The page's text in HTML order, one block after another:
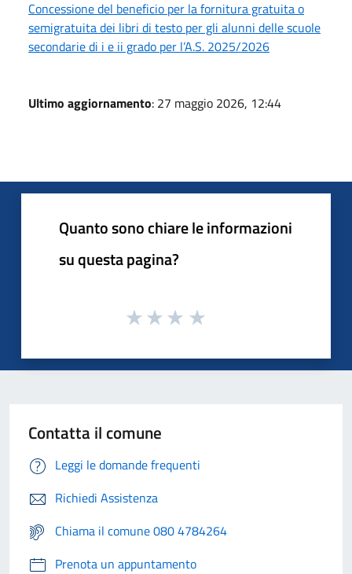
Concessione del beneficio per la fornitura gratuita o
semigratuita dei libri di testo per gli alunni delle scuole
secondarie di i e ii grado per l’A.S. 2025/2026
Ultimo aggiornamento: 27 maggio 2026, 12:44
Quanto sono chiare le informazioni
su questa pagina?
Contatta il comune
Leggi le domande frequenti
Richiedi Assistenza
Chiama il comune 080 4784264
Prenota un appuntamento